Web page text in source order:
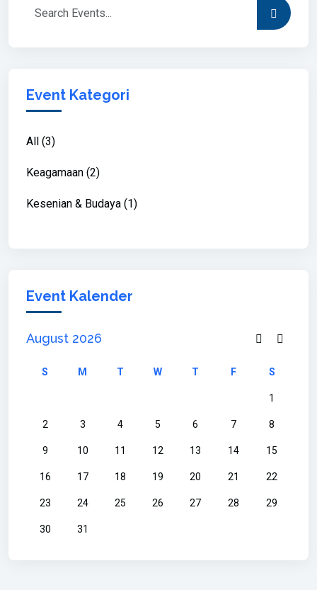
Event Kategori
All (3)
Keagamaan (2)
Kesenian & Budaya (1)
Event Kalender
August 2026
S M T W T F S
1
2 3 4 5 6 7 8
9 10 11 12 13 14 15
16 17 18 19 20 21 22
23 24 25 26 27 28 29
30 31